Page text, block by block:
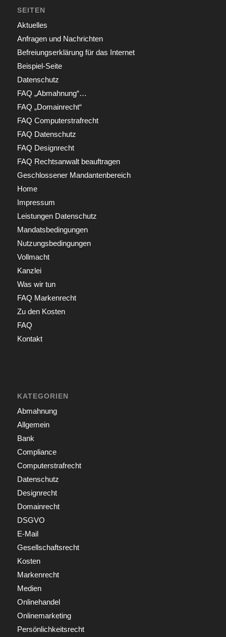
SEITEN
Aktuelles
Anfragen und Nachrichten
Befreiungserklärung für das Internet
Beispiel-Seite
Datenschutz
FAQ „Abmahnung“…
FAQ „Domainrecht“
FAQ Computerstrafrecht
FAQ Datenschutz
FAQ Designrecht
FAQ Rechtsanwalt beauftragen
Geschlossener Mandantenbereich
Home
Impressum
Leistungen Datenschutz
Mandatsbedingungen
Nutzungsbedingungen
Vollmacht
Kanzlei
Was wir tun
FAQ Markenrecht
Zu den Kosten
FAQ
Kontakt
KATEGORIEN
Abmahnung
Allgemein
Bank
Compliance
Computerstrafrecht
Datenschutz
Designrecht
Domainrecht
DSGVO
E-Mail
Gesellschaftsrecht
Kosten
Markenrecht
Medien
Onlinehandel
Onlinemarketing
Persönlichkeitsrecht